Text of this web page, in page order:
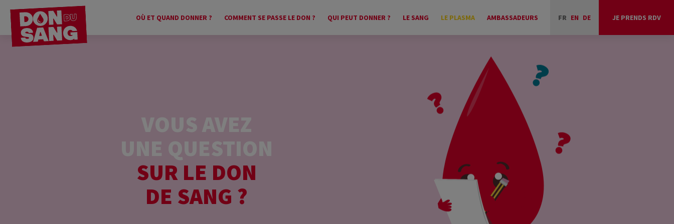
OÙ ET QUAND DONNER ? COMMENT SE PASSE LE DON ? QUI PEUT DONNER ? LE SANG LE PLASMA AMBASSADEURS FR EN DE JE PRENDS RDV
VOUS AVEZ
UNE QUESTION
SUR LE DON
DE SANG ?